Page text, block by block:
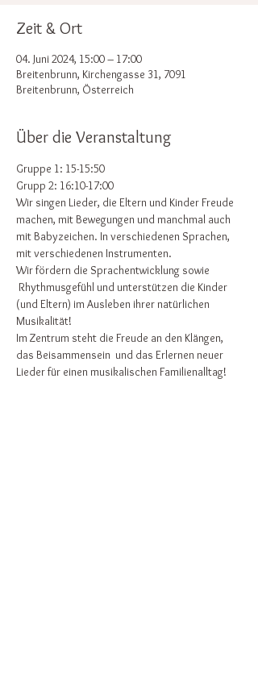
Zeit & Ort
04. Juni 2024, 15:00 – 17:00
Breitenbrunn, Kirchengasse 31, 7091
Breitenbrunn, Österreich
Über die Veranstaltung
Gruppe 1: 15-15:50
Grupp 2: 16:10-17:00
Wir singen Lieder, die Eltern und Kinder Freude
machen, mit Bewegungen und manchmal auch
mit Babyzeichen. In verschiedenen Sprachen,
mit verschiedenen Instrumenten.
Wir fördern die Sprachentwicklung sowie
Rhythmusgefühl und unterstützen die Kinder
(und Eltern) im Ausleben ihrer natürlichen
Musikalität!
Im Zentrum steht die Freude an den Klängen,
das Beisammensein  und das Erlernen neuer
Lieder für einen musikalischen Familienalltag!